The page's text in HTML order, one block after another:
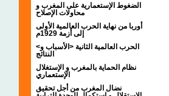
الضغوط الإستعمارية على المغرب و
محاولات الإصلاح
أوربا من نهاية الحرب العالمية الأولى
إلى أزمة 1929م
<الحرب العالمية الثانية <الأسباب و
النتائج
نظام الحماية بالمغرب و الإستغلال
الإستعماري
نضال المغرب من أجل تحقيق